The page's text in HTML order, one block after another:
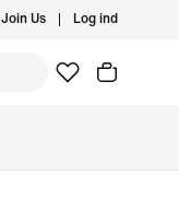
Join Us Log ind